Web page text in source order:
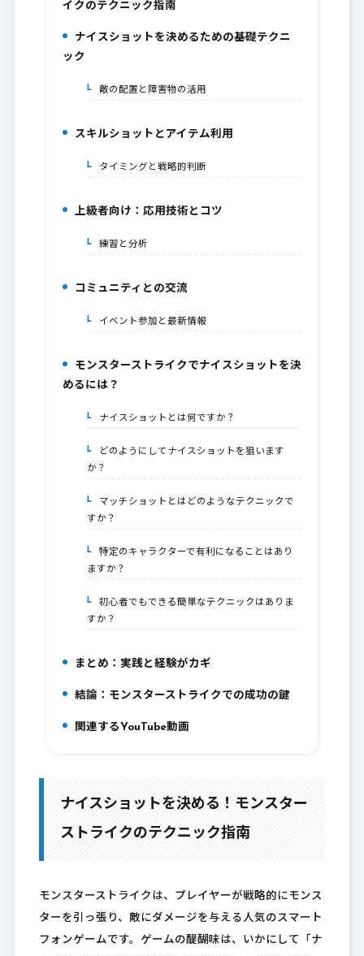
イクのテクニック指南
2.ナイスショットを決めるための基礎テクニ
ック
2-1.敵の配置と障害物の活用
スキルショットとアイテム利用
3-1.タイミングと戦略的判断
4.上級者向け：応用技術とコツ
4-1.練習と分析
コミュニティとの交流
5-1.イベント参加と最新情報
モンスターストライクでナイスショットを決
めるには？
6-1.ナイスショットとは何ですか？
6-2.どのようにしてナイスショットを狙います
か？
6-3.マッチショットとはどのようなテクニックで
すか？
6-4.特定のキャラクターで有利になることはあり
ますか？
6-5.初心者でもできる簡単なテクニックはありま
すか？
まとめ：実践と経験がカギ
8.結論：モンスターストライクでの成功の鍵
9.関連するYouTube動画
ナイスショットを決める！モンスター
ストライクのテクニック指南
モンスターストライクは、プレイヤーが戦略的にモンス
ターを引っ張り、敵にダメージを与える人気のスマート
フォンゲームです。ゲームの醍醐味は、いかにして「ナ